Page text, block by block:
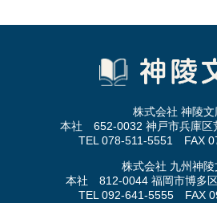
株式会社 神陵文
本社 652-0032 神戸市兵庫区
TEL 078-511-5551 FAX
株式会社 九州神陵
本社 812-0044 福岡市博多
TEL 092-641-5555 FAX